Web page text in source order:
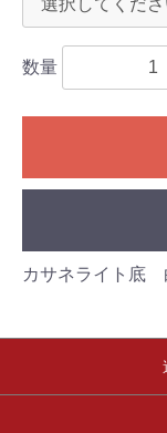
数量
カサネライト底